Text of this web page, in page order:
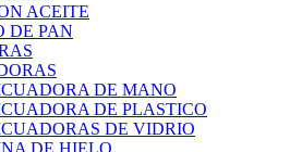
ACEITE
DE PAN
DE MANO
DE PLASTICO
DE VIDRIO
DE HIELO